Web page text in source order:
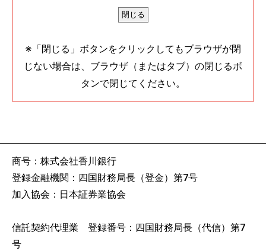
※「閉じる」ボタンをクリックしてもブラウザが閉
じない場合は、ブラウザ（またはタブ）の閉じるボ
タンで閉じてください。
商号：株式会社香川銀行
登録金融機関：四国財務局長（登金）第7号
加入協会：日本証券業協会
信託契約代理業 登録番号：四国財務局長（代信）第7
号